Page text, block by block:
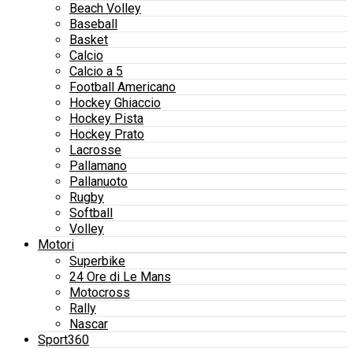
Beach Volley
Baseball
Basket
Calcio
Calcio a 5
Football Americano
Hockey Ghiaccio
Hockey Pista
Hockey Prato
Lacrosse
Pallamano
Pallanuoto
Rugby
Softball
Volley
Motori
Superbike
24 Ore di Le Mans
Motocross
Rally
Nascar
Sport360